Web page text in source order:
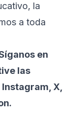
la
a toda
en
las
X,